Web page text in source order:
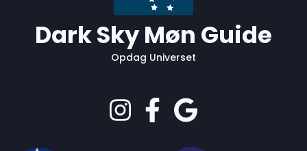
Dark Sky Møn Guide
Opdag Universet